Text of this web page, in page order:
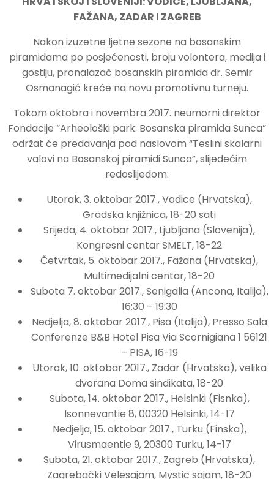
FAŽANA, ZADAR I ZAGREB
Nakon izuzetne ljetne sezone na bosanskim
piramidama po posjećenosti, broju volontera, medija i
gostiju, pronalazač bosanskih piramida dr. Semir
Osmanagić kreće na novu promotivnu turneju.
Tokom oktobra i novembra 2017. neumorni direktor
Fondacije “Arheološki park: Bosanska piramida Sunca”
održat će predavanja pod naslovom “Teslini skalarni
valovi na Bosanskoj piramidi Sunca”, slijedećim
redoslijedom:
Utorak, 3. oktobar 2017., Vodice (Hrvatska),
Gradska knjižnica, 18-20 sati
Srijeda, 4. oktobar 2017., Ljubljana (Slovenija),
Kongresni centar SMELT, 18-22
Četvrtak, 5. oktobar 2017., Fažana (Hrvatska),
Multimedijalni centar, 18-20
Subota 7. oktobar 2017., Senigalia (Ancona, Italija),
16:30 – 19:30
Nedjelja, 8. oktobar 2017., Pisa (Italija), Presso Sala
Conferenze B&B Hotel Pisa Via Scornigiana 1 56121
– PISA, 16-19
Utorak, 10. oktobar 2017., Zadar (Hrvatska), velika
dvorana Doma sindikata, 18-20
Subota, 14. oktobar 2017., Helsinki (Fisnka),
Isonnevantie 8, 00320 Helsinki, 14-17
Nedjelja, 15. oktobar 2017., Turku (Finska),
Virusmaentie 9, 20300 Turku, 14-17
Subota, 21. oktobar 2017., Zagreb (Hrvatska),
Zagrebački Velesajam, Mystic sajam, 18-20